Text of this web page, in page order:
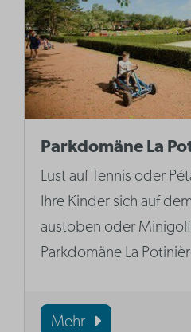
Parkdomäne La
Lust auf Tennis oder
Ihre Kinder sich auf
austoben oder
Parkdomäne La
Mehr